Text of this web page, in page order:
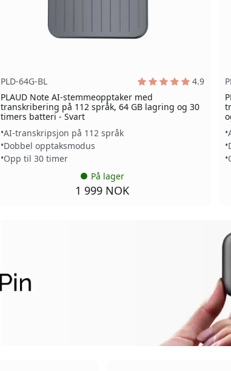
PLD-64G-BL
4.9
PLAUD Note AI-stemmeopptaker med
transkribering på 112 språk, 64 GB lagring og 30
timers batteri - Svart
AI-transkripsjon på 112 språk
Dobbel opptaksmodus
Opp til 30 timer
På lager
1 999 NOK